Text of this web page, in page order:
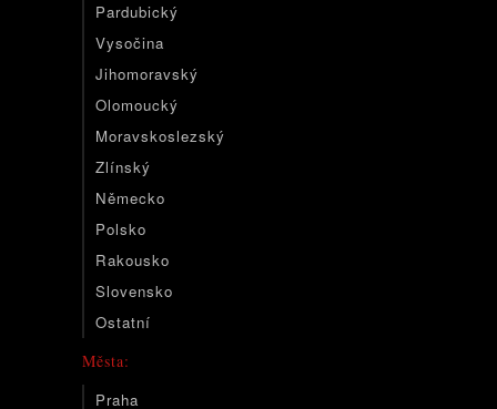
Pardubický
Vysočina
Jihomoravský
Olomoucký
Moravskoslezský
Zlínský
Německo
Polsko
Rakousko
Slovensko
Ostatní
Města:
Praha